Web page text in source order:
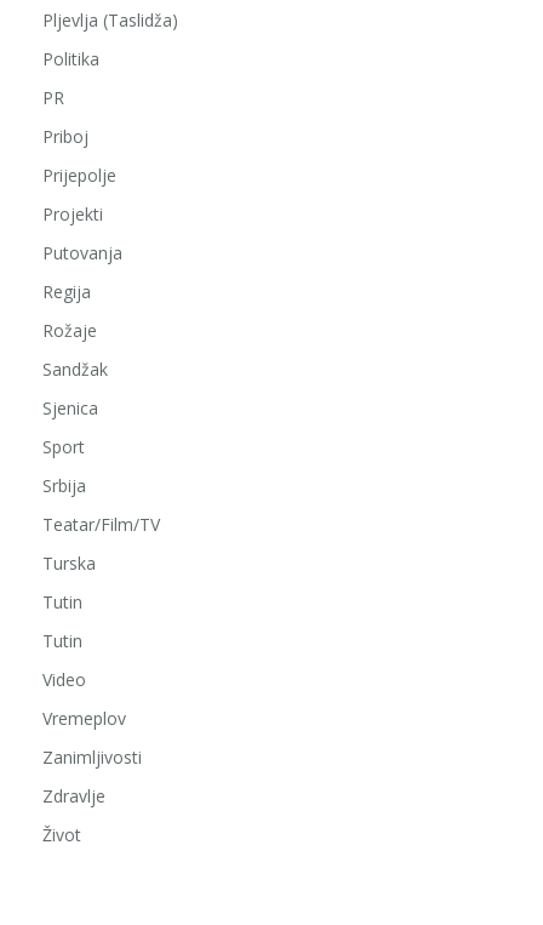
Pljevlja (Taslidža)
Politika
PR
Priboj
Prijepolje
Projekti
Putovanja
Regija
Rožaje
Sandžak
Sjenica
Sport
Srbija
Teatar/Film/TV
Turska
Tutin
Tutin
Video
Vremeplov
Zanimljivosti
Zdravlje
Život